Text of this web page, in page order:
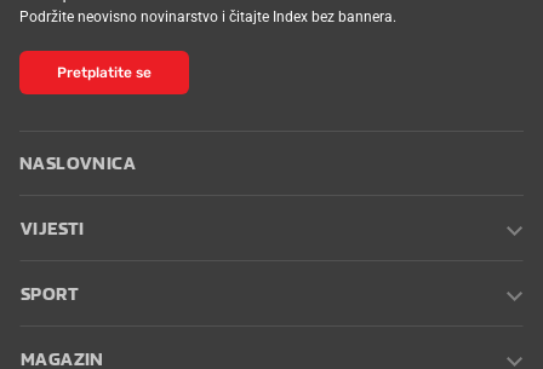
Podržite neovisno novinarstvo i čitajte Index bez bannera.
Pretplatite se
NASLOVNICA
VIJESTI
SPORT
MAGAZIN